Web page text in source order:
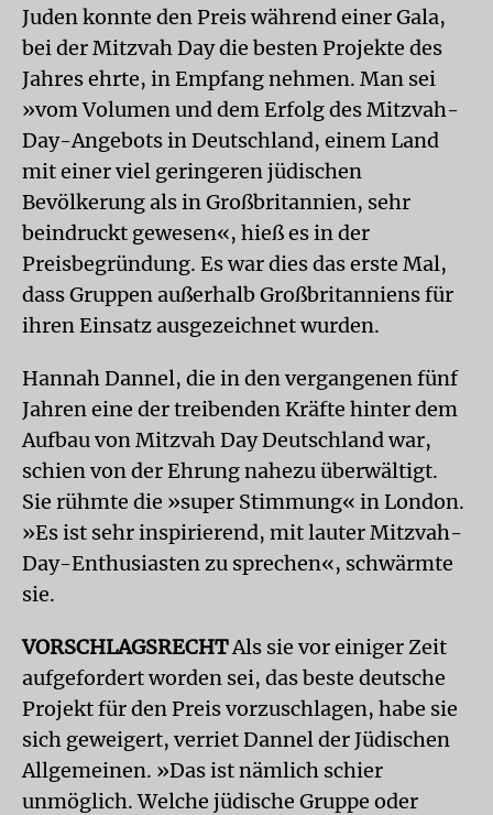
Juden konnte den Preis während einer Gala,
bei der Mitzvah Day die besten Projekte des
Jahres ehrte, in Empfang nehmen. Man sei
»vom Volumen und dem Erfolg des Mitzvah-
Day-Angebots in Deutschland, einem Land
mit einer viel geringeren jüdischen
Bevölkerung als in Großbritannien, sehr
beindruckt gewesen«, hieß es in der
Preisbegründung. Es war dies das erste Mal,
dass Gruppen außerhalb Großbritanniens für
ihren Einsatz ausgezeichnet wurden.
Hannah Dannel, die in den vergangenen fünf
Jahren eine der treibenden Kräfte hinter dem
Aufbau von Mitzvah Day Deutschland war,
schien von der Ehrung nahezu überwältigt.
Sie rühmte die »super Stimmung« in London.
»Es ist sehr inspirierend, mit lauter Mitzvah-
Day-Enthusiasten zu sprechen«, schwärmte
sie.
VORSCHLAGSRECHTAls sie vor einiger Zeit
aufgefordert worden sei, das beste deutsche
Projekt für den Preis vorzuschlagen, habe sie
sich geweigert, verriet Dannel der Jüdischen
Allgemeinen. »Das ist nämlich schier
unmöglich. Welche jüdische Gruppe oder